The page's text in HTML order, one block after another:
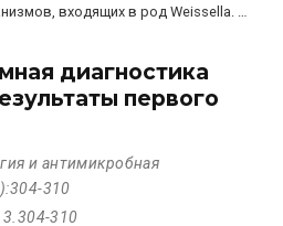
входящих в род Weissella. …
диагностика
первого
и антимикробная
310
310